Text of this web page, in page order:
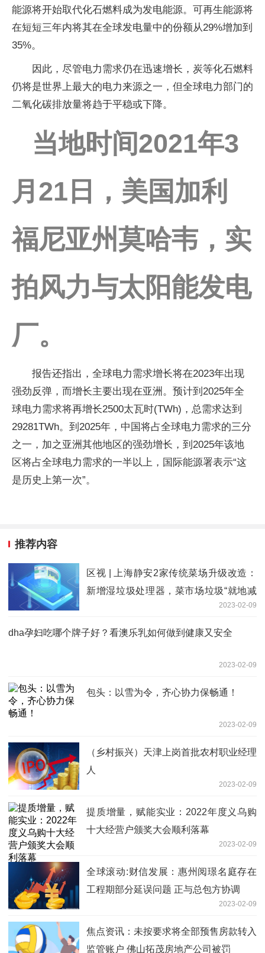
能源将开始取代化石燃料成为发电能源。可再生能源将
在短短三年内将其在全球发电量中的份额从29%增加到
35%。
因此，尽管电力需求仍在迅速增长，炭等化石燃料
仍将是世界上最大的电力来源之一，但全球电力部门的
二氧化碳排放量将趋于平稳或下降。
当地时间2021年3
月21日，美国加利
福尼亚州莫哈韦，实
拍风力与太阳能发电
厂。
报告还指出，全球电力需求增长将在2023年出现
强劲反弹，而增长主要出现在亚洲。预计到2025年全
球电力需求将再增长2500太瓦时(TWh)，总需求达到
29281TWh。到2025年，中国将占全球电力需求的三分
之一，加之亚洲其他地区的强劲增长，到2025年该地
区将占全球电力需求的一半以上，国际能源署表示“这
是历史上第一次”。
推荐内容
区视 | 上海静安2家传统菜场升级改造：
新增湿垃圾处理器，菜市场垃圾“就地减
2023-02-09
dha孕妇吃哪个牌子好？看澳乐乳如何做到健康又安全
2023-02-09
包头：以雪为令，齐心协力保畅通！
2023-02-09
（乡村振兴）天津上岗首批农村职业经理
人
2023-02-09
提质增量，赋能实业：2022年度义乌购
十大经营户颁奖大会顺利落幕
2023-02-09
全球滚动:财信发展：惠州阅璟名庭存在
工程期部分延误问题 正与总包方协调
2023-02-09
焦点资讯：未按要求将全部预售房款转入
监管账户 佛山拓茂房地产公司被罚